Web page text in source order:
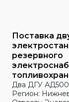
Поставка
резервного
Два ДГУ
Регион: